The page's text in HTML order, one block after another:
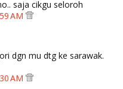
saja cikgu seloroh
AM
dgn mu dtg ke sarawak.
AM